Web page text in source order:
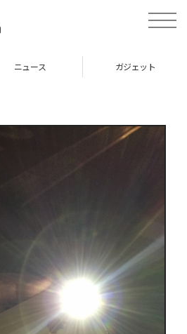
toggle
ニュース ガジェット